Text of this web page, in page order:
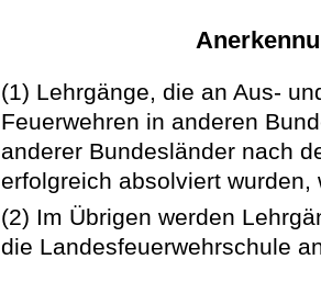
(1) Lehrgänge, die an Aus-
Feuerwehren in anderen
anderer Bundesländer nach
erfolgreich absolviert wurden,
(2) Im Übrigen werden
die Landesfeuerwehrschule